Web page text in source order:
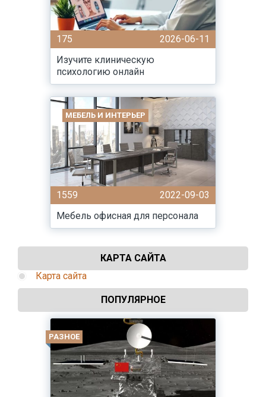
175
2026-06-11
Изучите клиническую
психологию онлайн
МЕБЕЛЬ И ИНТЕРЬЕР
1559
2022-09-03
Мебель офисная для персонала
КАРТА САЙТА
Карта сайта
ПОПУЛЯРНОЕ
РАЗНОЕ